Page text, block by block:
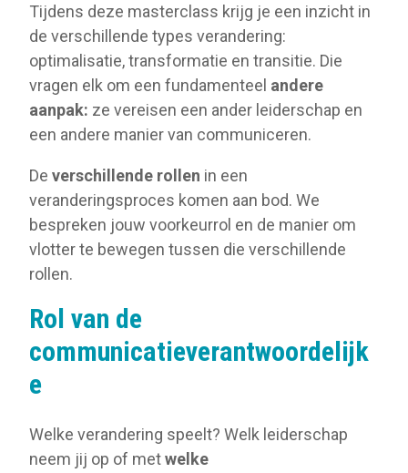
Tijdens deze masterclass krijg je een inzicht in
de verschillende types verandering:
optimalisatie, transformatie en transitie. Die
vragen elk om een fundamenteel andere
aanpak: ze vereisen een ander leiderschap en
een andere manier van communiceren.
De verschillende rollen in een
veranderingsproces komen aan bod. We
bespreken jouw voorkeurrol en de manier om
vlotter te bewegen tussen die verschillende
rollen.
Rol van de
communicatieverantwoordelijk
e
Welke verandering speelt? Welk leiderschap
neem jij op of metwelke